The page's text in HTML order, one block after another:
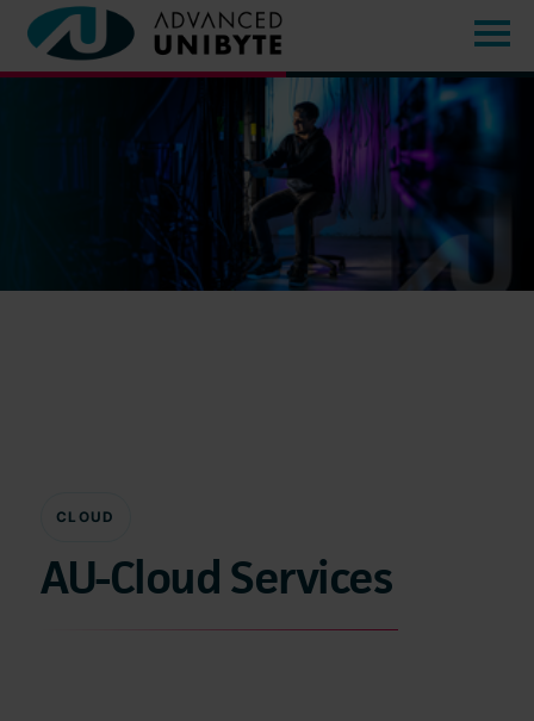
CLOUD
AU-Cloud Services